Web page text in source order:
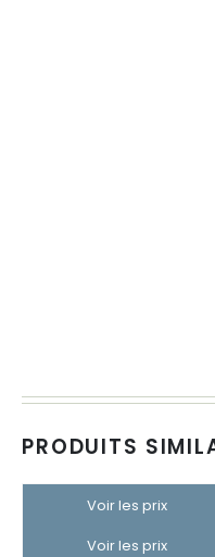
PRODUITS
Voir les prix
Voir les prix